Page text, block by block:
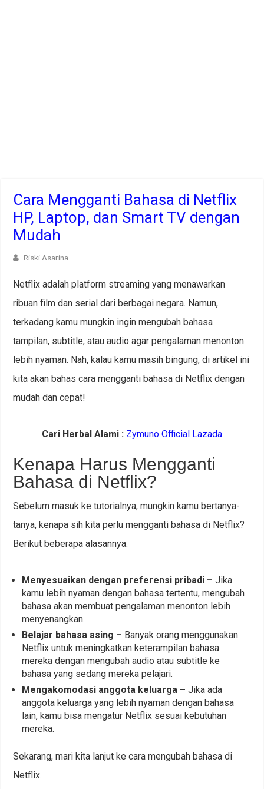
Cara Mengganti Bahasa di Netflix
HP, Laptop, dan Smart TV dengan
Mudah
Riski Asarina
Netflix adalah platform streaming yang menawarkan
ribuan film dan serial dari berbagai negara. Namun,
terkadang kamu mungkin ingin mengubah bahasa
tampilan, subtitle, atau audio agar pengalaman menonton
lebih nyaman. Nah, kalau kamu masih bingung, di artikel ini
kita akan bahas cara mengganti bahasa di Netflix dengan
mudah dan cepat!
Cari Herbal Alami : Zymuno Official Lazada
Kenapa Harus Mengganti
Bahasa di Netflix?
Sebelum masuk ke tutorialnya, mungkin kamu bertanya-
tanya, kenapa sih kita perlu mengganti bahasa di Netflix?
Berikut beberapa alasannya:
Menyesuaikan dengan preferensi pribadi – Jika
kamu lebih nyaman dengan bahasa tertentu, mengubah
bahasa akan membuat pengalaman menonton lebih
menyenangkan.
Belajar bahasa asing – Banyak orang menggunakan
Netflix untuk meningkatkan keterampilan bahasa
mereka dengan mengubah audio atau subtitle ke
bahasa yang sedang mereka pelajari.
Mengakomodasi anggota keluarga – Jika ada
anggota keluarga yang lebih nyaman dengan bahasa
lain, kamu bisa mengatur Netflix sesuai kebutuhan
mereka.
Sekarang, mari kita lanjut ke cara mengubah bahasa di
Netflix.